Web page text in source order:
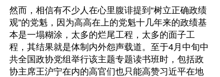
然而，相信有不少人在心里腹诽提到“树立正确政绩
观”的党魁，因为高高在上的党魁十几年来的政绩基
本是一塌糊涂，太多的烂尾工程，太多的面子工
程，其结果就是体制内外怨声载道。至于4月中旬中
共全国政协党组举行该主题专题读书班时，包括政
协主席王沪宁在内的高官们也只能高赞习近平在地